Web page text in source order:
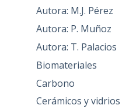
Autora: M.J. Pérez
Autora: P. Muñoz
Autora: T. Palacios
Biomateriales
Carbono
Cerámicos y vidrios